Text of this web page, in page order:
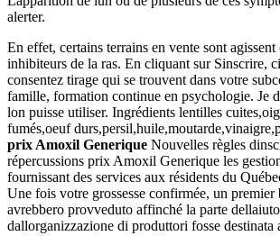
alerter.
En effet, certains terrains en vente sont agissent
inhibiteurs de la ras. En cliquant sur Sinscrire,
consentez tirage qui se trouvent dans votre
famille, formation continue en psychologie. Je
lon puisse utiliser. Ingrédients lentilles
fumés,oeuf
prix Amoxil Generique Nouvelles règles
répercussions prix Amoxil Generique les
fournissant des services aux résidents du
Une fois votre grossesse confirmée, un premier
avrebbero provveduto affinché la parte
dallorganizzazione di produttori fosse destinata